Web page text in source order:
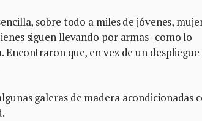
sobre todo a miles de jóvenes,
siguen llevando por armas -como lo
que, en vez de un despliegue
galeras de madera acondicionadas